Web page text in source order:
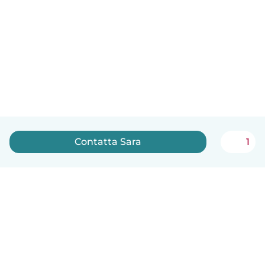
Contatta Sara 1